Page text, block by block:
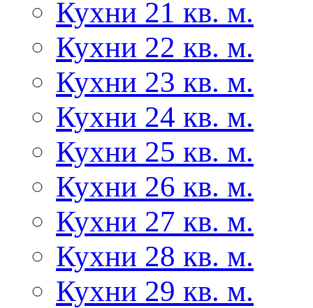
Кухни 21 кв. м.
Кухни 22 кв. м.
Кухни 23 кв. м.
Кухни 24 кв. м.
Кухни 25 кв. м.
Кухни 26 кв. м.
Кухни 27 кв. м.
Кухни 28 кв. м.
Кухни 29 кв. м.